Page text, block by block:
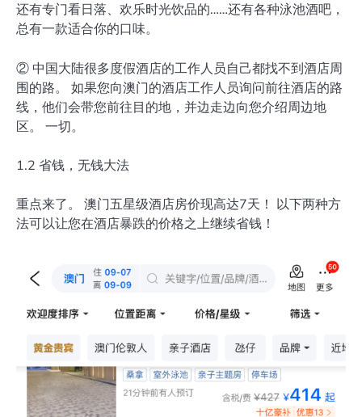
还有专门看日落、欢乐时光饮品的……还有各种泳池酒吧，
总有一款适合你的口味。
② 中国大陆很多度假酒店的工作人员自己都找不到酒店周
围的路。 如果您向澳门的酒店工作人员询问前往酒店的路
线，他们会带您前往目的地，并边走边向您介绍周边地
区。 一切。
1.2 省钱，无钱大法
重点来了。 澳门五星级酒店房价现高达7天！ 以下两种方
法可以让您在酒店暴跌的价格之上继续省钱！